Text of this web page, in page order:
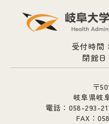
受付時間
閉館
〒
岐阜県岐
電話：058-293-
FAX：